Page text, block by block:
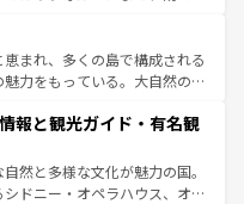
ショッピング、エンターテイ
スポットだ。一方、アメリカ
ランドキャニオンやイエロー
音楽と美食が融合した独特の
カの各地域で異なる魅力を楽
かな歴史を感じることができ
ップや列車の旅も、アメリカ
まれ、多くの島で構成される
力をもっている。大自然の神
定番の観光地といえばオアフ
ならマウイ島やカウアイ島が
ンに輝く海をはじめ、豊かな
「アロハスピリット」と呼ば
報と観光ガイド・有名観
然と多様な文化が魅力の国。
ドニー・オペラハウス、オー